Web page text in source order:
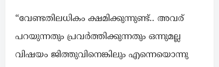
“വേണ്ടതിലധികം ക്ഷമിക്കുന്നുണ്ട്.. അവര്
പറയുന്നതും പ്രവർത്തിക്കുന്നതും ഒന്നുമല്ല
വിഷയം ജിത്തുവിനെങ്കിലും എന്നെയൊന്നു